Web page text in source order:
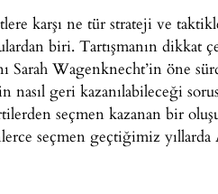
karşı ne tür strateji ve
biri. Tartışmanın dikkat
Sarah Wagenknecht’in öne
geri kazanılabileceği
seçmen kazanan bir
seçmen geçtiğimiz